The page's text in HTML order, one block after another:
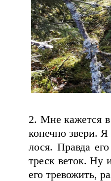
2. Мне кажется
конечно звери.
лося. Правда
треск веток. Ну
его тревожить,